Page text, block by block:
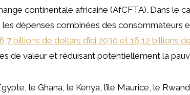
continentale africaine (AfCFTA). Dans le
dépenses combinées des consommateurs
6,7 billions de dollars d’ici 2030 et 16,12 billions
de valeur et réduisant potentiellement la
le Ghana, le Kenya, l’île Maurice, le